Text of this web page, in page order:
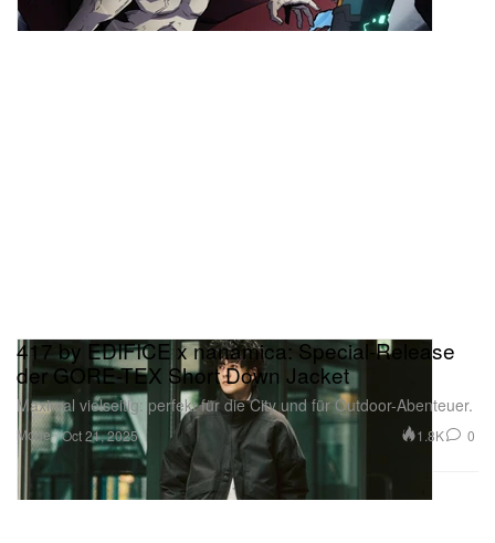
Mode
417 by EDIFICE x nanamica: Special-Release
der GORE-TEX Short Down Jacket
Maximal vielseitig: perfekt für die City und für Outdoor-Abenteuer.
Oct 21, 2025 1.8K 0